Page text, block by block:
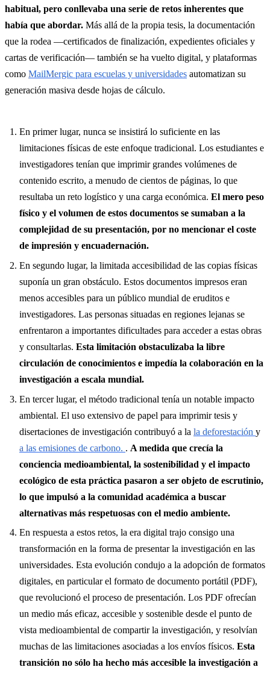
habitual, pero conllevaba una serie de retos inherentes que
había que abordar. Más allá de la propia tesis, la documentación
que la rodea —certificados de finalización, expedientes oficiales y
cartas de verificación— también se ha vuelto digital, y plataformas
como MailMergic para escuelas y universidades automatizan su
generación masiva desde hojas de cálculo.
En primer lugar, nunca se insistirá lo suficiente en las
limitaciones físicas de este enfoque tradicional. Los estudiantes e
investigadores tenían que imprimir grandes volúmenes de
contenido escrito, a menudo de cientos de páginas, lo que
resultaba un reto logístico y una carga económica. El mero peso
físico y el volumen de estos documentos se sumaban a la
complejidad de su presentación, por no mencionar el coste
de impresión y encuadernación.
En segundo lugar, la limitada accesibilidad de las copias físicas
suponía un gran obstáculo. Estos documentos impresos eran
menos accesibles para un público mundial de eruditos e
investigadores. Las personas situadas en regiones lejanas se
enfrentaron a importantes dificultades para acceder a estas obras
y consultarlas. Esta limitación obstaculizaba la libre
circulación de conocimientos e impedía la colaboración en la
investigación a escala mundial.
En tercer lugar, el método tradicional tenía un notable impacto
ambiental. El uso extensivo de papel para imprimir tesis y
disertaciones de investigación contribuyó a la la deforestación y
a las emisiones de carbono. . A medida que crecía la
conciencia medioambiental, la sostenibilidad y el impacto
ecológico de esta práctica pasaron a ser objeto de escrutinio,
lo que impulsó a la comunidad académica a buscar
alternativas más respetuosas con el medio ambiente.
En respuesta a estos retos, la era digital trajo consigo una
transformación en la forma de presentar la investigación en las
universidades. Esta evolución condujo a la adopción de formatos
digitales, en particular el formato de documento portátil (PDF),
que revolucionó el proceso de presentación. Los PDF ofrecían
un medio más eficaz, accesible y sostenible desde el punto de
vista medioambiental de compartir la investigación, y resolvían
muchas de las limitaciones asociadas a los envíos físicos. Esta
transición no sólo ha hecho más accesible la investigación a